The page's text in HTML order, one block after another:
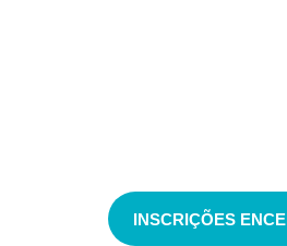
INSCRIÇÕES